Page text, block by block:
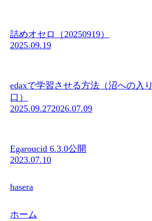
詰めオセロ（20250919）
2025.09.19
edaxで学習させる方法（沼への入り
口）
2025.09.272026.07.09
Egaroucid 6.3.0公開
2023.07.10
hasera
ホーム